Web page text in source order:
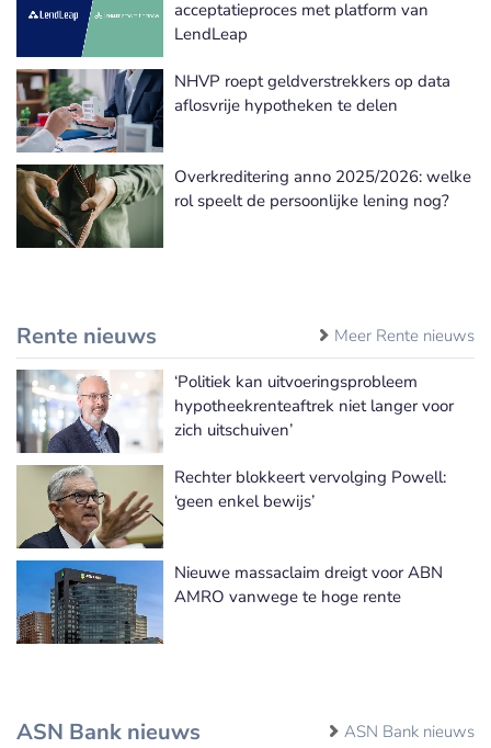
acceptatieproces met platform van
LendLeap
NHVP roept geldverstrekkers op data
aflosvrije hypotheken te delen
Overkreditering anno 2025/2026: welke
rol speelt de persoonlijke lening nog?
Rente nieuws Meer Rente nieuws
‘Politiek kan uitvoeringsprobleem
hypotheekrenteaftrek niet langer voor
zich uitschuiven’
Rechter blokkeert vervolging Powell:
‘geen enkel bewijs’
Nieuwe massaclaim dreigt voor ABN
AMRO vanwege te hoge rente
ASN Bank nieuws ASN Bank nieuws